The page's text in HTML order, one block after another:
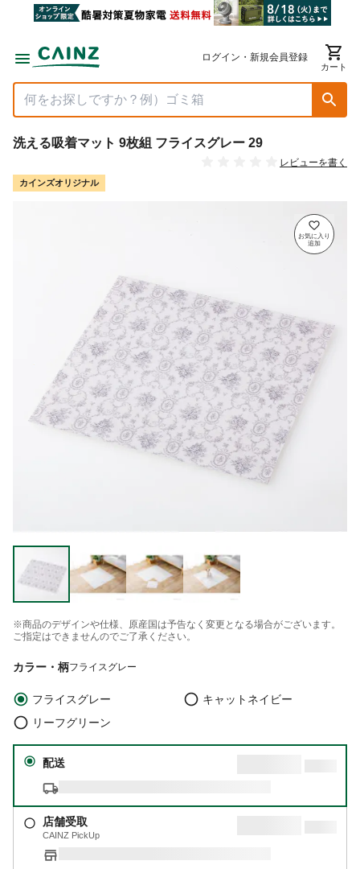
ログイン・新規会員登録
カート
洗える吸着マット 9枚組 フライスグレー 29
レビューを書く
カインズオリジナル
※商品のデザインや仕様、原産国は予告なく変更となる場合がございます。
ご指定はできませんのでご了承ください。
カラー・柄フライスグレー
フライスグレー
キャットネイビー
リーフグリーン
配送
店舗受取
CAINZ PickUp